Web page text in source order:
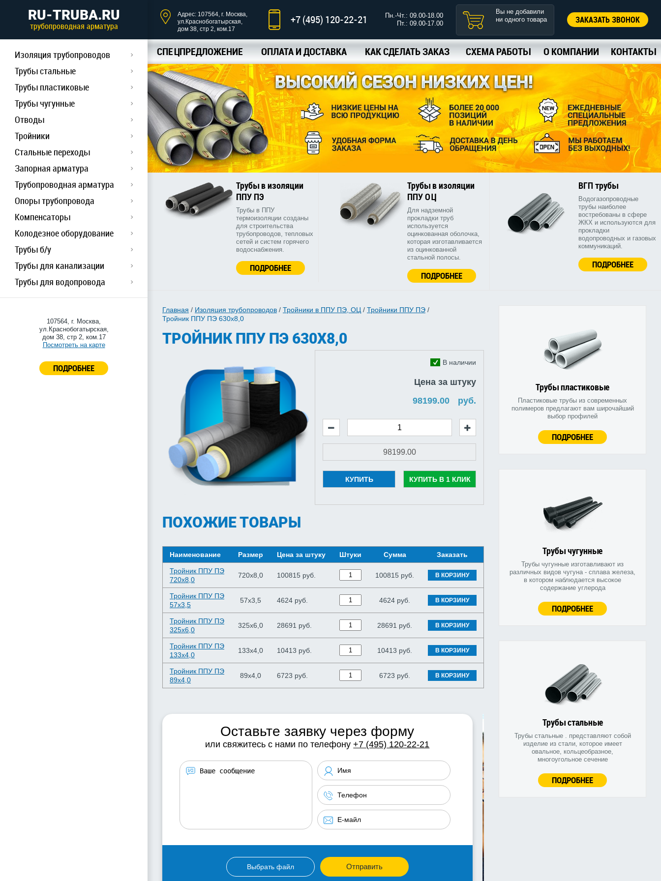
RU-TRUBA.RU
трубопроводная арматура
Изоляция трубопроводов
Трубы стальные
Трубы пластиковые
Трубы чугунные
Отводы
Тройники
Стальные переходы
Запорная арматура
Трубопроводная арматура
Опоры трубопровода
Компенсаторы
Колодезное оборудование
Трубы б/у
Трубы для канализации
Трубы для водопровода
107564, г. Москва,
ул.Краснобогатырская,
дом 38, стр 2, ком.17
Посмотреть на карте
ПОДРОБНЕЕ
Адрес: 107564, г. Москва,
ул.Краснобогатырская,
дом 38, стр 2, ком.17
+7 (495) 120-22-21
Пн.-Чт.: 09.00-18.00
Пт.: 09.00-17.00
Вы не добавили
ни одного товара
ЗАКАЗАТЬ ЗВОНОК
СПЕЦПРЕДЛОЖЕНИЕ ОПЛАТА И ДОСТАВКА КАК СДЕЛАТЬ ЗАКАЗ СХЕМА РАБОТЫ О КОМПАНИИ КОНТАКТЫ
Трубы в изоляции
ППУ ПЭ
Трубы в ППУ
термоизоляции созданы
для строительства
трубопроводов, тепловых
сетей и систем горячего
водоснабжения.
ПОДРОБНЕЕ
Трубы в изоляции
ППУ ОЦ
Для надземной
прокладки труб
используется
оцинкованная оболочка,
которая изготавливается
из оцинкованной
стальной полосы.
ПОДРОБНЕЕ
ВГП трубы
Водогазопроводные
трубы наиболее
востребованы в сфере
ЖКХ и используются для
прокладки
водопроводных и газовых
коммуникаций.
ПОДРОБНЕЕ
Трубы пластиковые
Пластиковые трубы из современных
полимеров предлагают вам широчайший
выбор профилей
ПОДРОБНЕЕ
Трубы чугунные
Трубы чугунные изготавливают из
различных видов чугуна - сплава железа,
в котором наблюдается высокое
содержание углерода
ПОДРОБНЕЕ
Трубы стальные
Трубы стальные . представляют собой
изделие из стали, которое имеет
овальное, кольцеобразное,
многоугольное сечение
ПОДРОБНЕЕ
Главная / Изоляция трубопроводов / Тройники в ППУ ПЭ, ОЦ / Тройники ППУ ПЭ /
Тройник ППУ ПЭ 630х8,0
ТРОЙНИК ППУ ПЭ 630Х8,0
В наличии
Цена за штуку
руб.
КУПИТЬ КУПИТЬ В 1 КЛИК
ПОХОЖИЕ ТОВАРЫ
Наименование Размер Цена за штуку Штуки Сумма Заказать
Тройник ППУ ПЭ
720х8,0
720х8,0 100815 руб. 100815 руб. В КОРЗИНУ
Тройник ППУ ПЭ
57х3,5
57х3,5 4624 руб. 4624 руб. В КОРЗИНУ
Тройник ППУ ПЭ
325х6,0
325х6,0 28691 руб. 28691 руб. В КОРЗИНУ
Тройник ППУ ПЭ
133х4,0
133х4,0 10413 руб. 10413 руб. В КОРЗИНУ
Тройник ППУ ПЭ
89х4,0
89х4,0 6723 руб. 6723 руб. В КОРЗИНУ
Оставьте заявку через форму
или свяжитесь с нами по телефону+7 (495) 120-22-21
Выбрать файл Отправить